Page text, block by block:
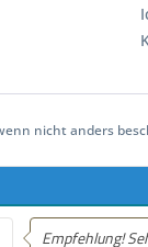
nicht anders
und